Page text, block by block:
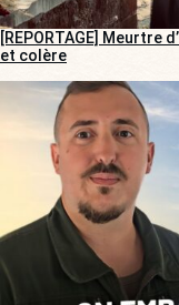
[REPORTAGE] Meurtre
et colère